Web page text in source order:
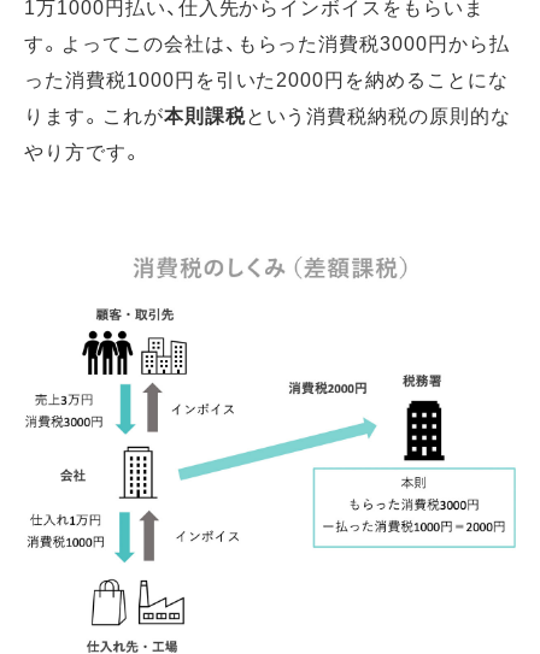
1万1000円払い、仕入先からインボイスをもらいま
す。よってこの会社は、もらった消費税3000円から払
った消費税1000円を引いた2000円を納めることにな
ります。これが本則課税という消費税納税の原則的な
やり方です。